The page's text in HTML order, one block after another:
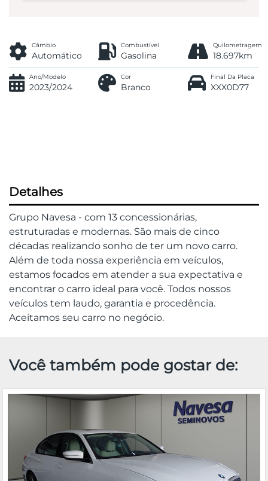
Câmbio
Automático
Combustível
Gasolina
Quilometragem
18.697km
Ano/Modelo
2023/2024
Cor
Branco
Final Da Placa
XXX0D77
Detalhes
Grupo Navesa - com 13 concessionárias,
estruturadas e modernas. São mais de cinco
décadas realizando sonho de ter um novo carro.
Além de toda nossa experiência em veículos,
estamos focados em atender a sua expectativa e
encontrar o carro ideal para você. Todos nossos
veículos tem laudo, garantia e procedência.
Aceitamos seu carro no negócio.
Você também pode gostar de: